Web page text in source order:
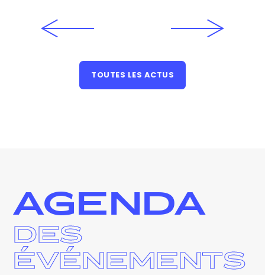
TOUTES LES ACTUS
AGENDA
DES
ÉVÉNEMENTS